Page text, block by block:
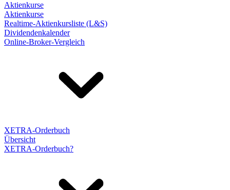
Aktienkurse
Aktienkurse
Realtime-Aktienkursliste (L&S)
Dividendenkalender
Online-Broker-Vergleich
XETRA-Orderbuch
Übersicht
XETRA-Orderbuch?